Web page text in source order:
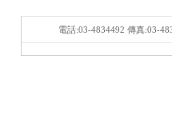
電話:03-4834492 傳真:03-